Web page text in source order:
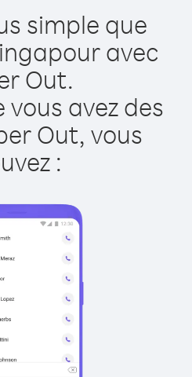
simple que
avec
Out.
vous avez des
Out, vous
: